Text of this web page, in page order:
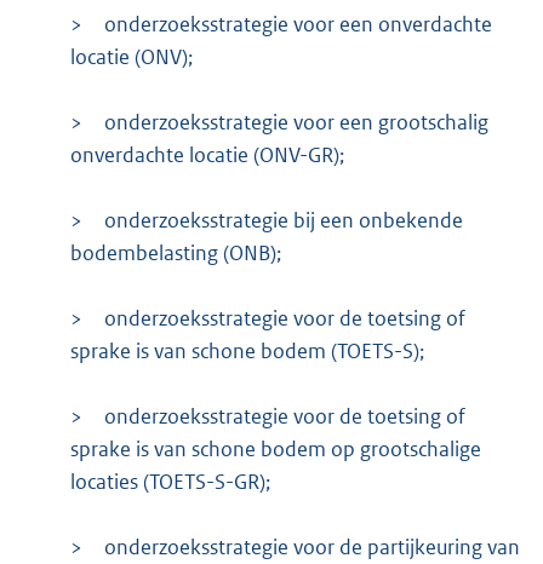
>
onderzoeksstrategie voor een onverdachte
locatie (ONV);
>
onderzoeksstrategie voor een grootschalig
onverdachte locatie (ONV-GR);
>
onderzoeksstrategie bij een onbekende
bodembelasting (ONB);
>
onderzoeksstrategie voor de toetsing of
sprake is van schone bodem (TOETS-S);
>
onderzoeksstrategie voor de toetsing of
sprake is van schone bodem op grootschalige
locaties (TOETS-S-GR);
>
onderzoeksstrategie voor de partijkeuring van